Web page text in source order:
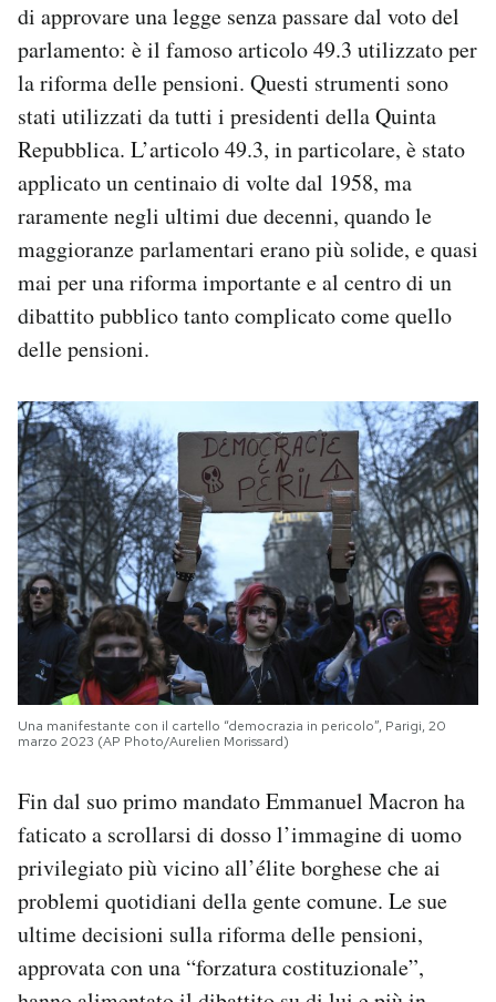
di approvare una legge senza passare dal voto del
parlamento: è il famoso articolo 49.3 utilizzato per
la riforma delle pensioni. Questi strumenti sono
stati utilizzati da tutti i presidenti della Quinta
Repubblica. L’articolo 49.3, in particolare, è stato
applicato un centinaio di volte dal 1958, ma
raramente negli ultimi due decenni, quando le
maggioranze parlamentari erano più solide, e quasi
mai per una riforma importante e al centro di un
dibattito pubblico tanto complicato come quello
delle pensioni.
Una manifestante con il cartello “democrazia in pericolo”, Parigi, 20
marzo 2023 (AP Photo/Aurelien Morissard)
Fin dal suo primo mandato Emmanuel Macron ha
faticato a scrollarsi di dosso l’immagine di uomo
privilegiato più vicino all’élite borghese che ai
problemi quotidiani della gente comune. Le sue
ultime decisioni sulla riforma delle pensioni,
approvata con una “forzatura costituzionale”,